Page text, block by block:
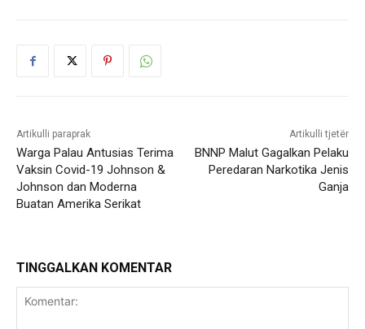
Artikulli paraprak
Warga Palau Antusias Terima
Vaksin Covid-19 Johnson &
Johnson dan Moderna
Buatan Amerika Serikat
Artikulli tjetër
BNNP Malut Gagalkan Pelaku
Peredaran Narkotika Jenis
Ganja
TINGGALKAN KOMENTAR